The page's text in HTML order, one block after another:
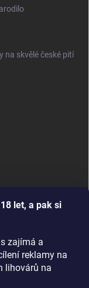
let, a pak si
zajímá a
reklamy na
lihovárů na
na skvělé české pití
CAT